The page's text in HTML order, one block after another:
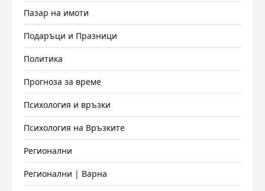
Пазар на имоти
Подаръци и Празници
Политика
Прогноза за време
Психология и връзки
Психология на Връзките
Регионални
Регионални | Варна